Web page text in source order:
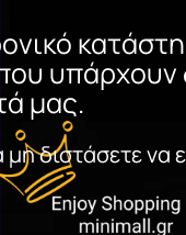
υπάρχουν
μας.
διστάσετε να